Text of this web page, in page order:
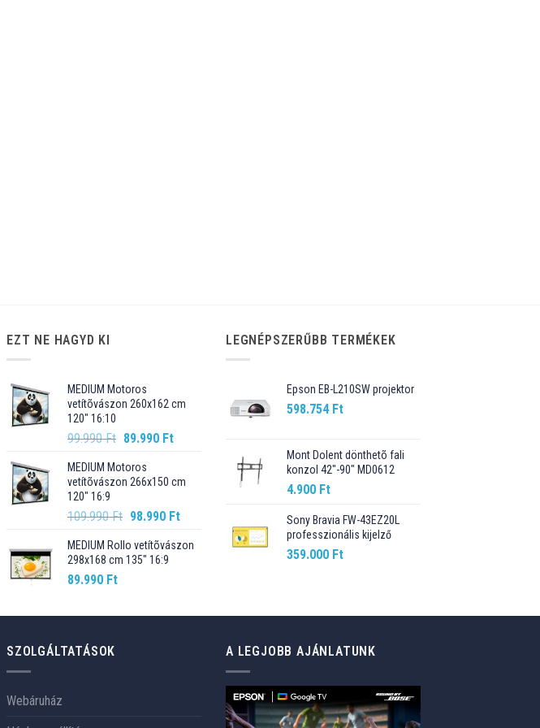
EZT NE HAGYD KI
MEDIUM Motoros
vetítõvászon 260x162 cm
120" 16:10
99.990Ft Original
was:
99.990 Ft.
89.990 FtCurrent
89.990 Ft.
MEDIUM Motoros
vetítõvászon 266x150 cm
120" 16:9
109.990Ft Original
was:
109.990 Ft.
98.990 FtCurrent
is:
MEDIUM Rollo vetítõvászon
298x168 cm 135" 16:9
89.990 Ft
LEGNÉPSZERŰBB TERMÉKEK
Epson EB-L210SW projektor
598.754 Ft
Mont Dolent dönthetõ fali
konzol 42"-90" MD0612
4.900 Ft
Sony Bravia FW-43EZ20L
professzionális kijelző
359.000 Ft
SZOLGÁLTATÁSOK
Webáruház
A LEGJOBB AJÁNLATUNK